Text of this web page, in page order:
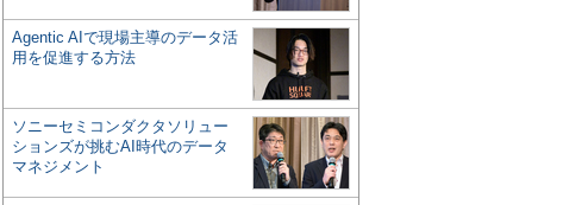
Agentic AIで現場主導のデータ活
用を促進する方法
ソニーセミコンダクタソリュー
ションズが挑むAI時代のデータ
マネジメント